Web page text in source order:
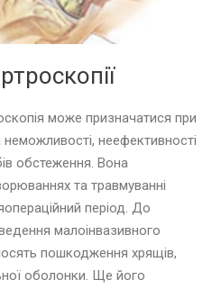
може призначатися при
неможливості, неефективності
обстеження. Вона
та травмуванні
період. До
малоінвазивного
пошкодження хрящів,
оболонки. Ще його